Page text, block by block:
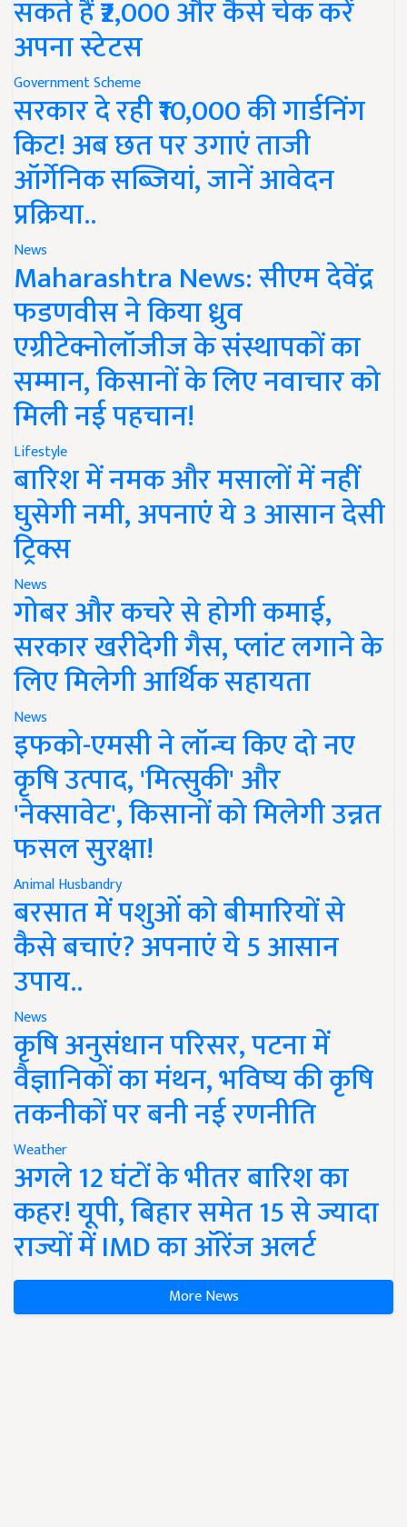
सकते हैं ₹2,000 और कैसे चेक करें
अपना स्टेटस
Government Scheme
सरकार दे रही ₹10,000 की गार्डनिंग
किट! अब छत पर उगाएं ताजी
ऑर्गेनिक सब्जियां, जानें आवेदन
प्रक्रिया..
News
Maharashtra News: सीएम देवेंद्र
फडणवीस ने किया ध्रुव
एग्रीटेक्नोलॉजीज के संस्थापकों का
सम्मान, किसानों के लिए नवाचार को
मिली नई पहचान!
Lifestyle
बारिश में नमक और मसालों में नहीं
घुसेगी नमी, अपनाएं ये 3 आसान देसी
ट्रिक्स
News
गोबर और कचरे से होगी कमाई,
सरकार खरीदेगी गैस, प्लांट लगाने के
लिए मिलेगी आर्थिक सहायता
News
इफको-एमसी ने लॉन्च किए दो नए
कृषि उत्पाद, 'मित्सुकी' और
'नेक्सावेट', किसानों को मिलेगी उन्नत
फसल सुरक्षा!
Animal Husbandry
बरसात में पशुओं को बीमारियों से
कैसे बचाएं? अपनाएं ये 5 आसान
उपाय..
News
कृषि अनुसंधान परिसर, पटना में
वैज्ञानिकों का मंथन, भविष्य की कृषि
तकनीकों पर बनी नई रणनीति
Weather
अगले 12 घंटों के भीतर बारिश का
कहर! यूपी, बिहार समेत 15 से ज्यादा
राज्यों में IMD का ऑरेंज अलर्ट
More News